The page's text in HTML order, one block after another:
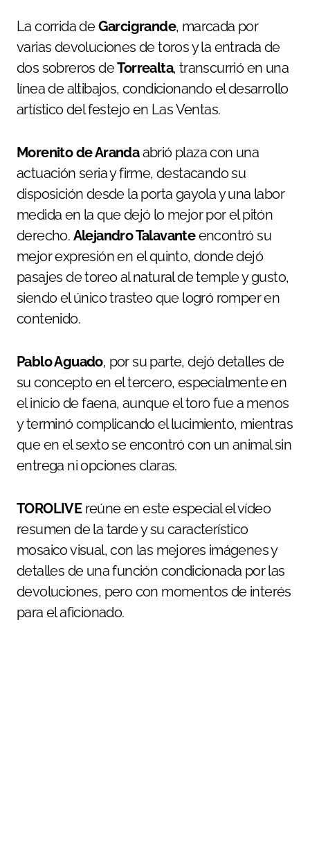
La corrida deGarcigrande, marcada por
varias devoluciones de toros y la entrada de
dos sobreros deTorrealta, transcurrió en una
línea de altibajos, condicionando el desarrollo
artístico del festejo en Las Ventas.
Morenito de Arandaabrió plaza con una
actuación seria y firme, destacando su
disposición desde la porta gayola y una labor
medida en la que dejó lo mejor por el pitón
derecho. Alejandro Talavanteencontró su
mejor expresión en el quinto, donde dejó
pasajes de toreo al natural de temple y gusto,
siendo el único trasteo que logró romper en
contenido.
Pablo Aguado, por su parte, dejó detalles de
su concepto en el tercero, especialmente en
el inicio de faena, aunque el toro fue a menos
y terminó complicando el lucimiento, mientras
que en el sexto se encontró con un animal sin
entrega ni opciones claras.
TOROLIVE reúne en este especial el vídeo
resumen de la tarde y su característico
mosaico visual, con las mejores imágenes y
detalles de una función condicionada por las
devoluciones, pero con momentos de interés
para el aficionado.